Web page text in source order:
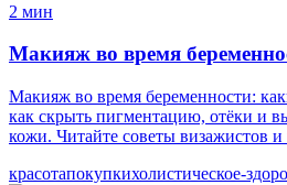
2 мин
Макияж во время
Макияж во время беременности:
как скрыть пигментацию, отёки и
кожи. Читайте советы визажистов и
красотапокупкихолистическое-